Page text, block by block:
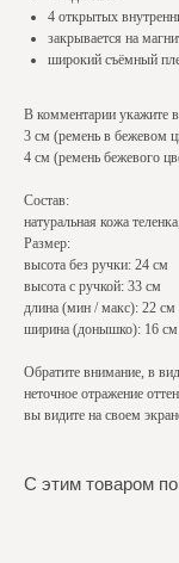
4 открытых
закрывается на
широкий съёмный
В комментарии укажите
3 см (ремень в бежевом
4 см (ремень бежевого
Состав:
натуральная кожа
Размер:
высота без ручки: 24 см
высота с ручкой: 33 см
длина (мин / макс): 22 см
ширина (донышко): 16 см
Обратите внимание, в
неточное отражение
вы видите на своем
С этим товаром